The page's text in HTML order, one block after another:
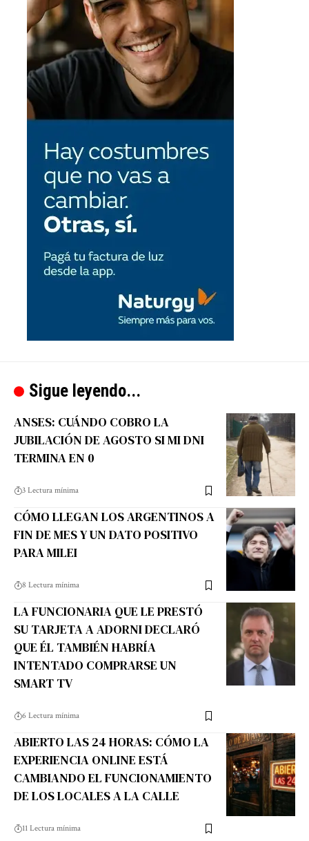
Sigue leyendo...
ANSES: CUÁNDO COBRO LA
JUBILACIÓN DE AGOSTO SI MI DNI
TERMINA EN 0
3 Lectura mínima
CÓMO LLEGAN LOS ARGENTINOS A
FIN DE MES Y UN DATO POSITIVO
PARA MILEI
8 Lectura mínima
LA FUNCIONARIA QUE LE PRESTÓ
SU TARJETA A ADORNI DECLARÓ
QUE ÉL TAMBIÉN HABRÍA
INTENTADO COMPRARSE UN
SMART TV
6 Lectura mínima
ABIERTO LAS 24 HORAS: CÓMO LA
EXPERIENCIA ONLINE ESTÁ
CAMBIANDO EL FUNCIONAMIENTO
DE LOS LOCALES A LA CALLE
11 Lectura mínima